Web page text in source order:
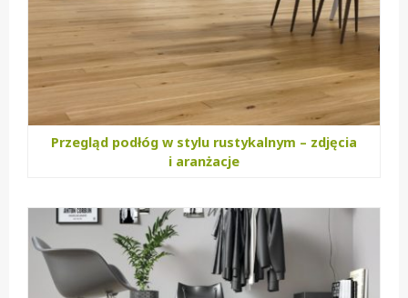
Przegląd podłóg w stylu rustykalnym – zdjęcia
i aranżacje